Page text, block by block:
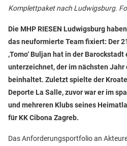
Komplettpaket nach Ludwigsburg.
Die MHP RIESEN Ludwigsburg
das neuformierte Team fixiert: Der
‚Tomo‘ Buljan hat in der
unterzeichnet, der im nächsten
beinhaltet. Zuletzt spielte der
Deporte La Salle, zuvor war er im
und mehreren Klubs seines
für KK Cibona Zagreb.
Das Anforderungsportfolio an